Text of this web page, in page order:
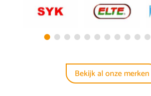
Bekijk al onze merken